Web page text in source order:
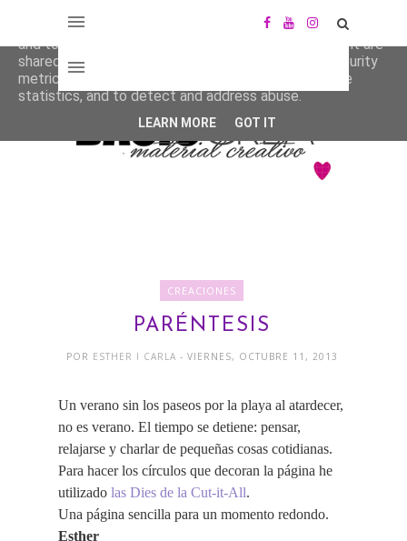
CREACIONES
PARÉNTESIS
POR ESTHER I CARLA - VIERNES, OCTUBRE 11, 2013
Un verano sin los paseos por la playa al atardecer,
no es verano. El tiempo se detiene: pensar,
relajarse y charlar de pequeñas cosas cotidianas.
Para hacer los círculos que decoran la página he
utilizado las Dies de la Cut-it-All.
Una página sencilla para un momento redondo.
Esther
This site uses cookies from Google to deliver its services
and to analyze traffic. Your IP address and user-agent are
shared with Google along with performance and security
metrics to ensure quality of service, generate usage
statistics, and to detect and address abuse.
LEARN MORE GOT IT